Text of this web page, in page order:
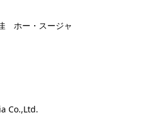
ホー・スージャ
Co.,Ltd.